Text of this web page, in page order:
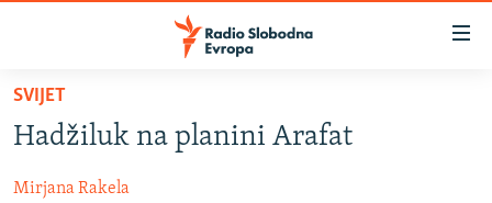
Pređite
glavni
Pređite
VIJESTI
BOSNA I HERCEGOVINA
SRBIJA
SVIJET
Hadžiluk na planini Arafat
Mirjana Rakela